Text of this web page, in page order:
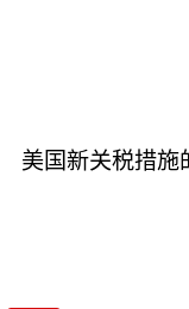
美国新关税措施